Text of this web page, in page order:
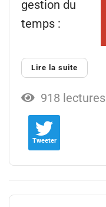
gestion du
temps :
Lire la suite
918 lectures
Tweeter